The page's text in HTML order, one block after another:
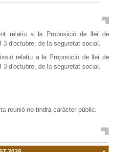
relatiu a la Proposició de llei de
d'octubre, de la seguretat social.
relatiu a la Proposició de llei de
d'octubre, de la seguretat social.
reunió no tindrà caràcter públic.